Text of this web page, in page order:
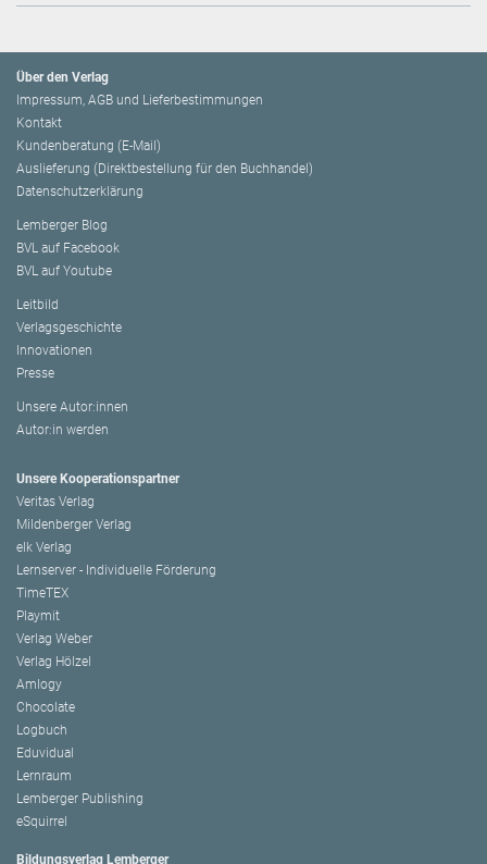
Über den Verlag
Impressum, AGB und Lieferbestimmungen
Kontakt
Kundenberatung (E-Mail)
Auslieferung (Direktbestellung für den Buchhandel)
Datenschutzerklärung
Lemberger Blog
BVL auf Facebook
BVL auf Youtube
Leitbild
Verlagsgeschichte
Innovationen
Presse
Unsere Autor:innen
Autor:in werden
Unsere Kooperationspartner
Veritas Verlag
Mildenberger Verlag
elk Verlag
Lernserver - Individuelle Förderung
TimeTEX
Playmit
Verlag Weber
Verlag Hölzel
Amlogy
Chocolate
Logbuch
Eduvidual
Lernraum
Lemberger Publishing
eSquirrel
Bildungsverlag Lemberger